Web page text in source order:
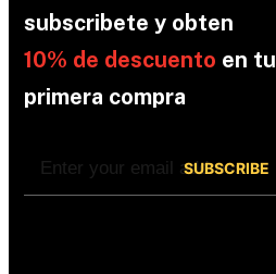
subscribete y obten
10% de descuento en tu
primera compra